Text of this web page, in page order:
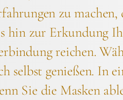
zu
hin zur Erkundung
reichen.
selbst genießen. In
Sie die Masken